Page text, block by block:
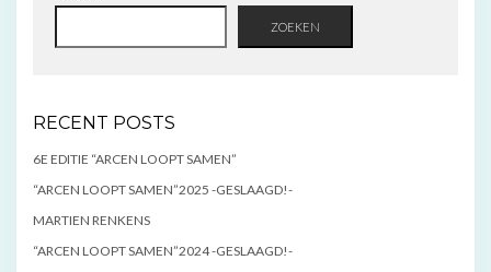
ZOEKEN
RECENT POSTS
6E EDITIE “ARCEN LOOPT SAMEN”
“ARCEN LOOPT SAMEN”2025 -GESLAAGD!-
MARTIEN RENKENS
“ARCEN LOOPT SAMEN”2024 -GESLAAGD!-